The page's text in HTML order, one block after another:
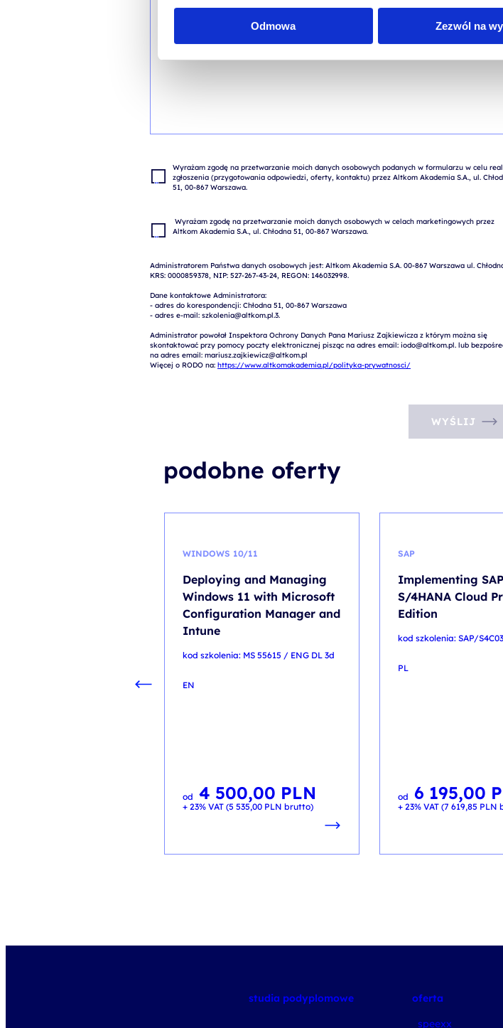
Odmowa Zezwól na
Wyrażam zgodę na przetwarzanie moich danych osobowych podanych w formularzu w celu
zgłoszenia (przygotowania odpowiedzi, oferty, kontaktu) przez Altkom Akademia S.A., ul.
Administratorem Państwa danych osobowych jest: Altkom Akademia S.A. 00-867 Warszawa ul.
KRS: 0000859378, NIP: 527-267-43-24, REGON: 146032998.
Dane kontaktowe Administratora:
- adres do korespondencji: Chłodna 51, 00-867 Warszawa
- adres e-mail: szkolenia@altkom.pl.3.
Administrator powołał Inspektora Ochrony Danych Pana Mariusz Zajkiewicza z którym można się
skontaktować przy pomocy poczty elektronicznej pisząc na adres email: iodo@altkom.pl. lub
na adres email: mariusz.zajkiewicz@altkom.pl
Więcej o RODO na: https://www.altkomakademia.pl/polityka-prywatnosci/
WYŚLIJ
podobne oferty
WINDOWS 10/11
Deploying and Managing
Windows 11 with Microsoft
Configuration Manager and
Intune
kod szkolenia: MS 55615 / ENG DL 3d
EN
od 4 500,00 PLN
+ 23% VAT (5 535,00 PLN brutto)
SAP
Implementing SAP
S/4HANA Cloud
Edition
kod szkolenia: SAP/
PL
od 6 195,00
+ 23% VAT (7 619,85 PLN
studia podyplomowe
oferta
speexx